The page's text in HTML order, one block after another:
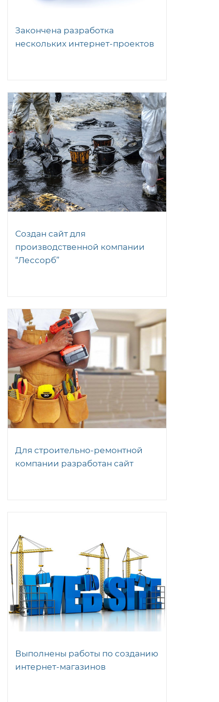
Закончена разработка
нескольких интернет-проектов
Создан сайт для
производственной компании
“Лессорб”
Для строительно-ремонтной
компании разработан сайт
Выполнены работы по созданию
интернет-магазинов